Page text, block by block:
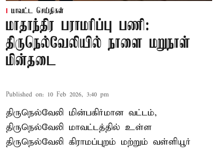
மாவட்ட செய்திகள்
மாதாந்திர பராமரிப்பு பணி:
திருநெல்வேலியில் நாளை மறுநாள்
மின்தடை
Published on: 10 Feb 2026, 3:40 pm
திருநெல்வேலி மின்பகிர்மான வட்டம்,
திருநெல்வேலி மாவட்டத்தில் உள்ள
திருநெல்வேலி கிராமப்புறம் மற்றும் வள்ளியூர்